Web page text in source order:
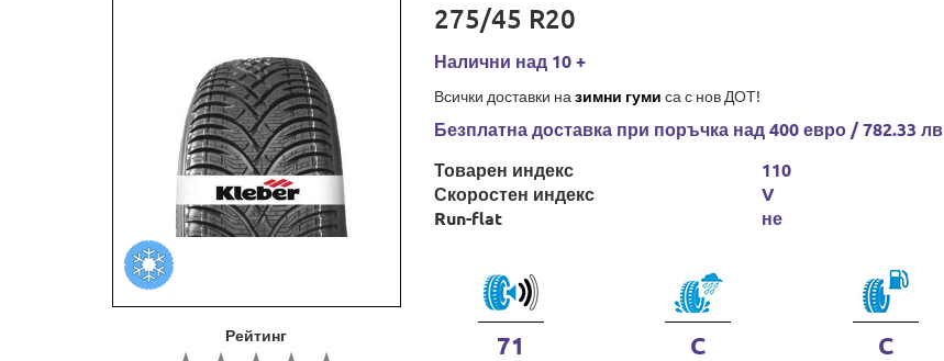
Рейтинг
275/45 R20
Налични над 10 +
Всички доставки на зимни гуми са с нов ДОТ!
Безплатна доставка при поръчка над 400 евро / 782.33 лв
Товарен индекс
Скоростен индекс
Run-flat
110
V
не
71 C C